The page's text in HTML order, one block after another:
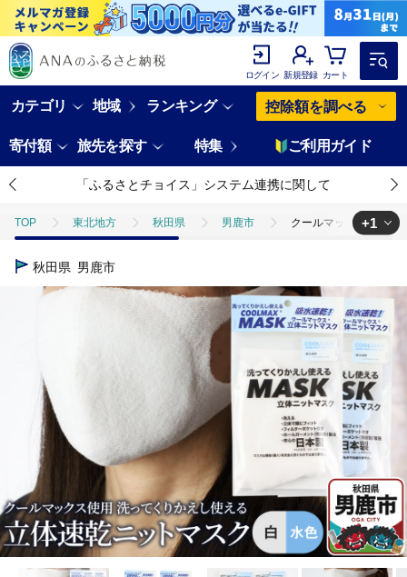
ログイン 新規登録 カート
カテゴリ 地域 ランキング 控除額を調べる
寄付額 旅先を探す 特集 ご利用ガイド
「ふるさとチョイス」システム連携に関して
TOP 東北地方 秋田県 男鹿市 クールマックス使用の
TOP
+1
秋田県 男鹿市